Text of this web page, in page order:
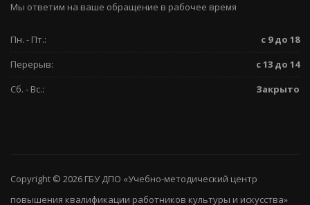
Мы ответим на ваше обращение в рабочее время
Пн. - Пт.:
с 9 до 18
Перерыв:
с 13 до 14
Сб. - Вс.:
Закрыто
Copyright © 2026 ГБУ ДПО «Учебно-методический центр
повышения квалификации работников культуры и искусства»